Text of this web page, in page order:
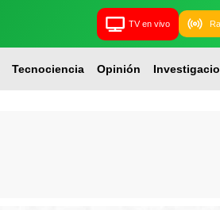
TV en vivo
Tecnociencia Opinión